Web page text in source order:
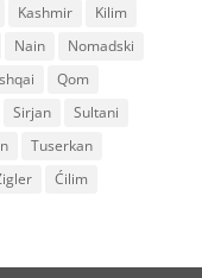
Kashmir
Kilim
Nain
Nomadski
Qom
Sirjan
Sultani
Tuserkan
Ćilim